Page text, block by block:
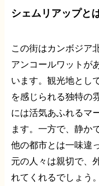
シェムリアップと
この街はカンボジア
アンコールワットが
います。観光地とし
を感じられる独特の
には活気あふれるマ
ます。一方で、静か
他の都市とは一味違
元の人々は親切で、
れてくれるでしょう